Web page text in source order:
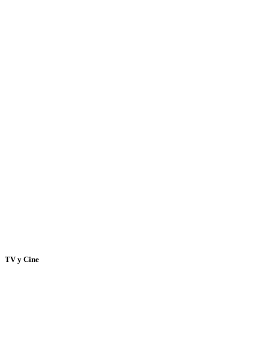
TV y Cine